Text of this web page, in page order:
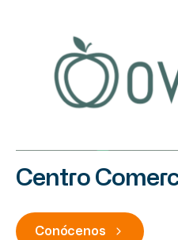
Centro
Conócenos